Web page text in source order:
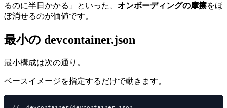
るのに半日かかる」といった、 オンボーディングの摩擦をほ
ぼ消せるのが価値です。
最小の devcontainer.json
最小構成は次の通り。
ベースイメージを指定するだけで動きます。